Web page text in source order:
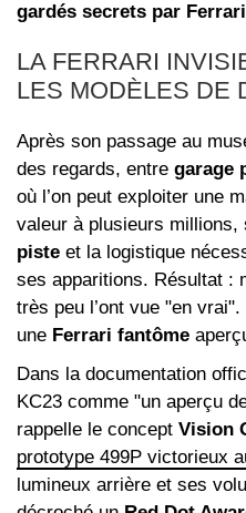
gardés secrets par Ferrari
LA FERRARI
LES MODÈLES DE
Après son passage au
des regards, entre garage
où l’on peut exploiter une
valeur à plusieurs millions,
piste et la logistique
ses apparitions. Résultat :
très peu l’ont vue "en
une Ferrari fantôme
Dans la documentation
KC23 comme "un aperçu
rappelle le concept Vision
prototype 499P victorieux
lumineux arrière et ses